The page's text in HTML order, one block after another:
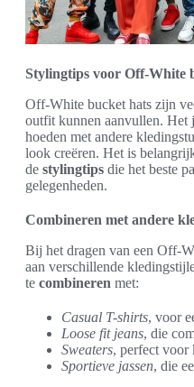
Stylingtips voor Off-White
Off-White bucket hats zijn
outfit kunnen aanvullen. Het
hoeden met andere
look creëren. Het is
de stylingtips die het beste
gelegenheden.
Combineren met andere
Bij het dragen van een Off-
aan verschillende
te combineren met:
Casual T-shirts, voor
Loose fit jeans, die
Sweaters, perfect voor
Sportieve jassen, die